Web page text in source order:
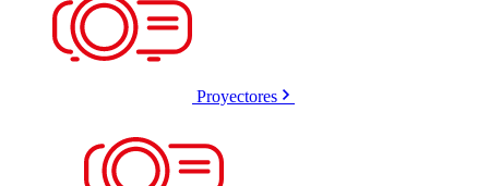
Proyectores